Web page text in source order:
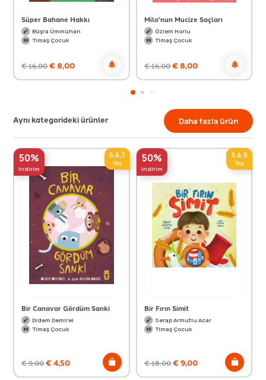
Süper Bahane Hakkı
Büşra Ümmühan
Timaş Çocuk
€16,00€8,00
Milo'nun Mucize Saçları
Özlem Horlu
Timaş Çocuk
€16,00€8,00
Aynı kategorideki ürünler Daha fazla ürün
50%
indirim
5,6,7
Yaş
Bir Canavar Gördüm Sanki
Didem Demirel
Timaş Çocuk
€9,00€4,50
50%
indirim
3,4,5
Yaş
Bir Fırın Simit
Serap Armutlu Acar
Timaş Çocuk
€18,00€9,00